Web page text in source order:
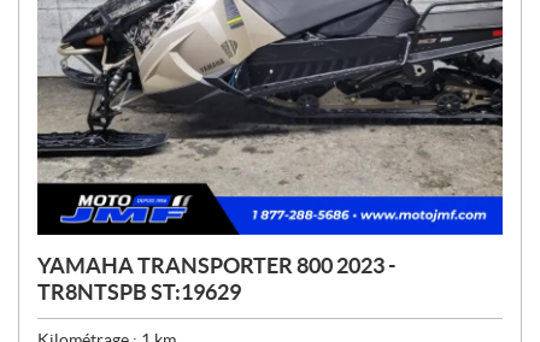
YAMAHA TRANSPORTER 800 2023 -
TR8NTSPB ST:19629